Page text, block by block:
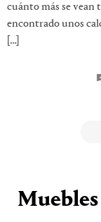
cuánto más se vean
encontrado unos
[…]